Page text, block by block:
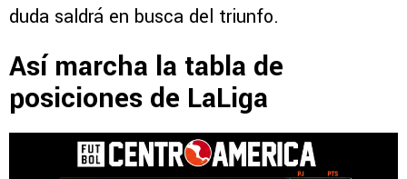
duda saldrá en busca del triunfo.
Así marcha la tabla de
posiciones de LaLiga